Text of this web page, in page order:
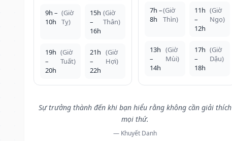
9h –
10h
(Giờ
Tỵ)
15h
–
16h
(Giờ
Thân)
19h
–
20h
(Giờ
Tuất)
21h
–
22h
(Giờ
Hợi)
7h –
8h
(Giờ
Thìn)
11h
–
12h
(Giờ
Ngọ)
13h
–
14h
(Giờ
Mùi)
17h
–
18h
(Giờ
Dậu)
Sự trưởng thành đến khi bạn hiểu rằng không cần giải thích
mọi thứ.
— Khuyết Danh